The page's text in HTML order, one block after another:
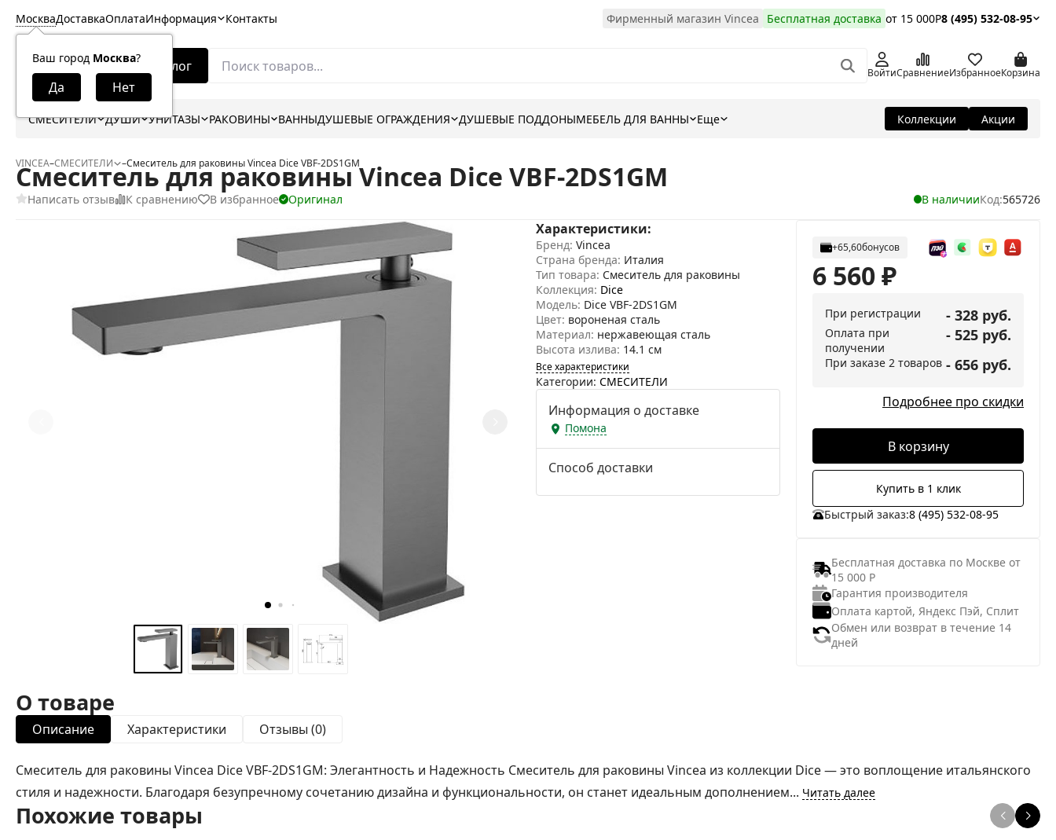
Москва
Ваш город Москва?
ДоставкаОплатаИнформация Контакты Фирменный магазин Vincea Бесплатная доставка от 15 000Р8 (495) 532-08-95
Каталог ВойтиСравнениеИзбранноеКорзина
СМЕСИТЕЛИ ДУШИ УНИТАЗЫ РАКОВИНЫ ВАННЫДУШЕВЫЕ ОГРАЖДЕНИЯ ДУШЕВЫЕ ПОДДОНЫМЕБЕЛЬ ДЛЯ ВАННЫ Еще Коллекции Акции
VINCEA–СМЕСИТЕЛИ –Смеситель для раковины Vincea Dice VBF-2DS1GM
Смеситель для раковины Vincea Dice VBF-2DS1GM
Написать отзыв К сравнению В избранное Оригинал В наличииКод:565726
Характеристики:
Бренд: Vincea
Страна бренда: Италия
Тип товара: Смеситель для раковины
Коллекция: Dice
Модель: Dice VBF-2DS1GM
Цвет: вороненая сталь
Материал: нержавеющая сталь
Высота излива: 14.1 см
Все характеристики
Категории: СМЕСИТЕЛИ
Информация о доставке
Помона
Способ доставки
+65,60бонусов
6 560₽
При регистрации - 328 руб.
Оплата при
получении
- 525 руб.
При заказе 2 товаров - 656 руб.
Подробнее про скидки
В корзину
Купить в 1 клик
Быстрый заказ:8 (495) 532-08-95
Бесплатная доставка по Москве от
15 000 Р
Гарантия производителя
Оплата картой, Яндекс Пэй, Сплит
Обмен или возврат в течение 14
дней
О товаре
Описание Характеристики Отзывы (0)
Смеситель для раковины Vincea Dice VBF-2DS1GM: Элегантность и Надежность Смеситель для раковины Vincea из коллекции Dice — это воплощение итальянского
стиля и надежности. Благодаря безупречному сочетанию дизайна и функциональности, он станет идеальным дополнением... Читать далее
Похожие товары